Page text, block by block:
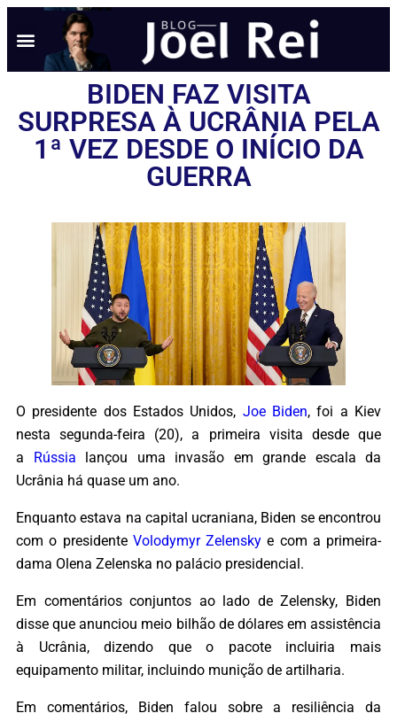
BIDEN FAZ VISITA
SURPRESA À UCRÂNIA PELA
1ª VEZ DESDE O INÍCIO DA
GUERRA
O presidente dos Estados Unidos, Joe Biden, foi a Kiev
nesta segunda-feira (20), a primeira visita desde que
a Rússia lançou uma invasão em grande escala da
Ucrânia há quase um ano.
Enquanto estava na capital ucraniana, Biden se encontrou
com o presidente Volodymyr Zelensky e com a primeira-
dama Olena Zelenska no palácio presidencial.
Em comentários conjuntos ao lado de Zelensky, Biden
disse que anunciou meio bilhão de dólares em assistência
à Ucrânia, dizendo que o pacote incluiria mais
equipamento militar, incluindo munição de artilharia.
Em comentários, Biden falou sobre a resiliência da